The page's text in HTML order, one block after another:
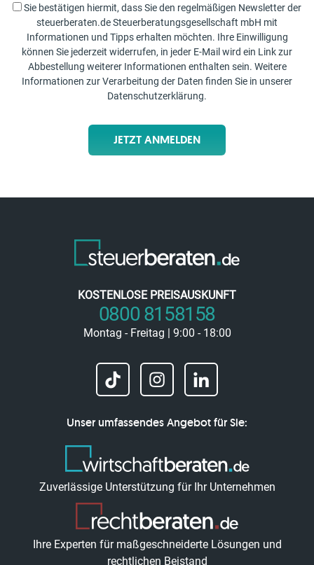
Sie bestätigen hiermit, dass Sie den regelmäßigen Newsletter der
steuerberaten.de Steuerberatungsgesellschaft mbH mit
Informationen und Tipps erhalten möchten. Ihre Einwilligung
können Sie jederzeit widerrufen, in jeder E-Mail wird ein Link zur
Abbestellung weiterer Informationen enthalten sein. Weitere
Informationen zur Verarbeitung der Daten finden Sie in unserer
Datenschutzerklärung.
JETZT ANMELDEN
KOSTENLOSE PREISAUSKUNFT
0800 8158158
Montag - Freitag | 9:00 - 18:00
Unser umfassendes Angebot für Sie:
Zuverlässige Unterstützung für Ihr Unternehmen
Ihre Experten für maßgeschneiderte Lösungen und
rechtlichen Beistand